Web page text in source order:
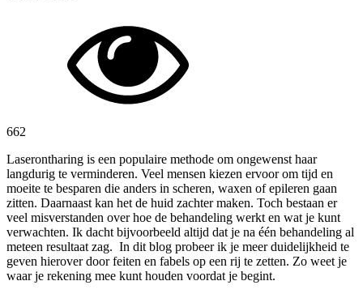
662
Laserontharing is een populaire methode om ongewenst haar
langdurig te verminderen. Veel mensen kiezen ervoor om tijd en
moeite te besparen die anders in scheren, waxen of epileren gaan
zitten. Daarnaast kan het de huid zachter maken. Toch bestaan er
veel misverstanden over hoe de behandeling werkt en wat je kunt
verwachten. Ik dacht bijvoorbeeld altijd dat je na één behandeling al
meteen resultaat zag. In dit blog probeer ik je meer duidelijkheid te
geven hierover door feiten en fabels op een rij te zetten. Zo weet je
waar je rekening mee kunt houden voordat je begint.